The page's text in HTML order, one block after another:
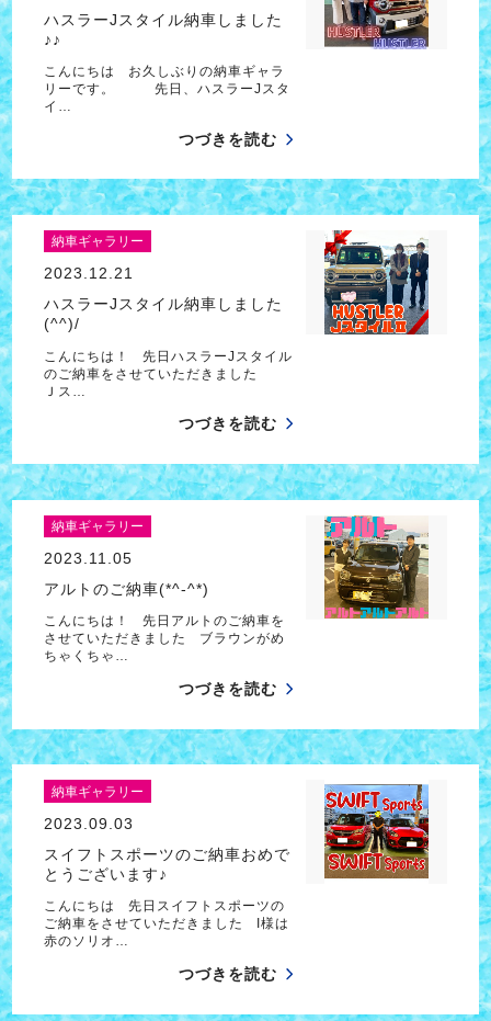
ハスラーJスタイル納車しました
♪♪
こんにちは お久しぶりの納車ギャラ
リーです。 先日、ハスラーJスタ
イ…
つづきを読む
納車ギャラリー
2023.12.21
ハスラーJスタイル納車しました
(^^)/
こんにちは！ 先日ハスラーJスタイル
のご納車をさせていただきました
Ｊス…
つづきを読む
納車ギャラリー
2023.11.05
アルトのご納車(*^-^*)
こんにちは！ 先日アルトのご納車を
させていただきました ブラウンがめ
ちゃくちゃ…
つづきを読む
納車ギャラリー
2023.09.03
スイフトスポーツのご納車おめで
とうございます♪
こんにちは 先日スイフトスポーツの
ご納車をさせていただきました I様は
赤のソリオ…
つづきを読む